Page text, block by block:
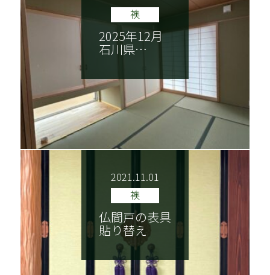
ごあいさつ
木香美・服部とは 商品紹介
施工実績 納品までの流れ
技巧紹介 会社案内
特定商取引法に基づく表記
襖
2025年12月
石川県…
2021.11.01
襖
仏間戸の表具
貼り替え